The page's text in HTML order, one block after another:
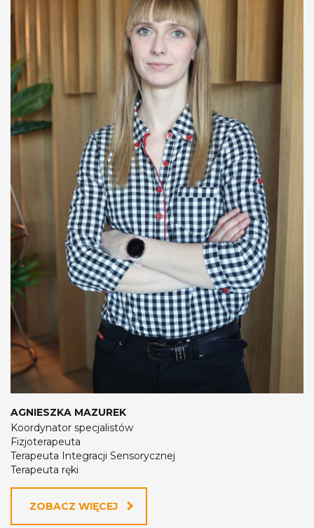
AGNIESZKA MAZUREK
Koordynator specjalistów
Fizjoterapeuta
Terapeuta Integracji Sensorycznej
Terapeuta ręki
ZOBACZ WIĘCEJ